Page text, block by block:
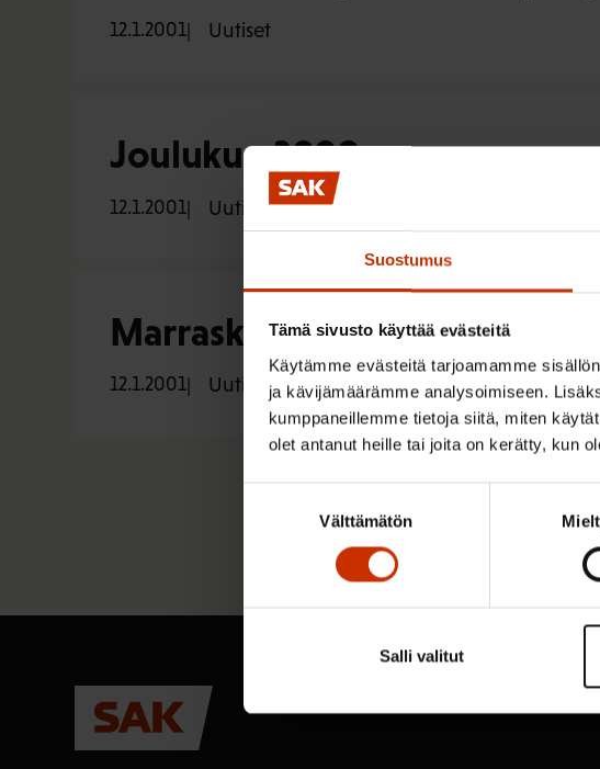
Suostumus
Tämä sivusto käyttää evästeitä
Käytämme evästeitä tarjoamamme
ja kävijämäärämme analysoimiseen.
kumppaneillemme tietoja siitä, miten
olet antanut heille tai joita on kerätty, kun
Välttämätön
Salli valitut
12.1.2001 Uutiset
Joulukuu 2000
12.1.2001 Uutiset
Marraskuu 2000
12.1.2001 Uutiset